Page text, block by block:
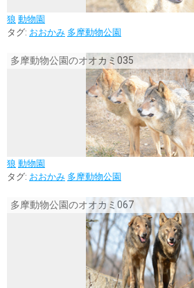
狼 動物園
タグ: おおかみ 多摩動物公園
多摩動物公園のオオカミ035
狼 動物園
タグ: おおかみ 多摩動物公園
多摩動物公園のオオカミ067